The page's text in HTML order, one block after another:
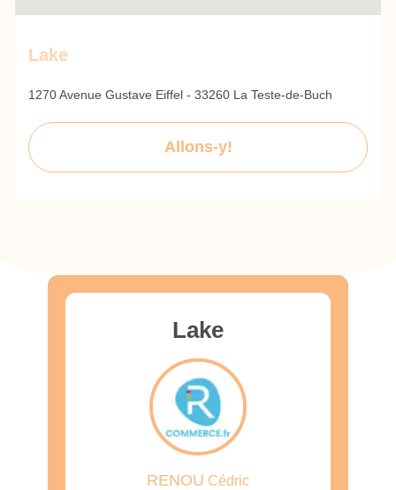
Lake
1270 Avenue Gustave Eiffel - 33260 La Teste-de-Buch
Allons-y!
Lake
RENOU Cédric